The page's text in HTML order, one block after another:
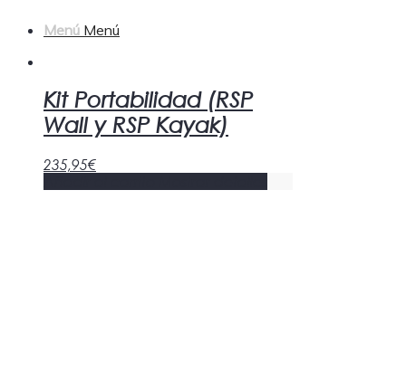
Menú Menú
Kit Portabilidad (RSP
Wall y RSP Kayak)
235,95€